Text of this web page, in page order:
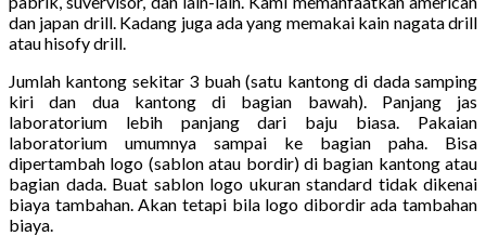
dan japan drill. Kadang juga ada yang memakai kain nagata drill
atau hisofy drill.
Jumlah kantong sekitar 3 buah (satu kantong di dada samping
kiri dan dua kantong di bagian bawah). Panjang jas
laboratorium lebih panjang dari baju biasa. Pakaian
laboratorium umumnya sampai ke bagian paha. Bisa
dipertambah logo (sablon atau bordir) di bagian kantong atau
bagian dada. Buat sablon logo ukuran standard tidak dikenai
biaya tambahan. Akan tetapi bila logo dibordir ada tambahan
biaya.